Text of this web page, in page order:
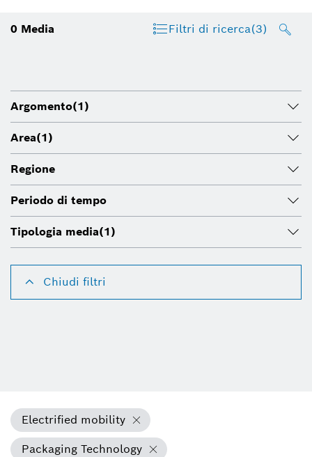
0 Media Filtri di ricerca(3)
Argomento(1)
Area(1)
Regione
Periodo di tempo
Tipologia media(1)
Chiudi filtri
Electrified mobility
Packaging Technology